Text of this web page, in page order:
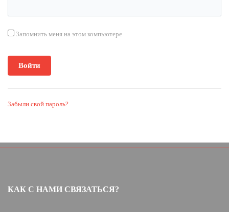
Запомнить меня на этом компьютере
Забыли свой пароль?
КАК С НАМИ СВЯЗАТЬСЯ?